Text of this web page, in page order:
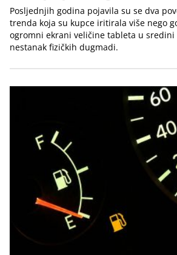
Posljednjih godina pojavila su se dva
trenda koja su kupce iritirala više nego
ogromni ekrani veličine tableta u sredini
nestanak fizičkih dugmadi.